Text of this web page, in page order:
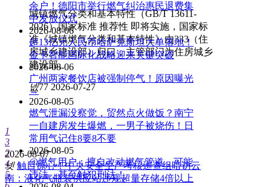
城镇燃气分类和基本特性（GB/T 13611-
2026）国家标准 推荐性 即将实施，国家标
准《城镇燃气分类和基本特性》由333（住
房城乡建设部）归口，主管部门为住房城乡
建设部。
넶77 2026-07-27
余户！德阳市举行燃气纠治惠民退费集
中发放仪式
2026-08-06
超13亿元人民币哈萨克斯坦大单落地！
金卡智能国际化战略迎来关键突破
2026-08-06
广州两家餐饮店被强制停气！原因曝光
→
2026-08-05
燃气泄漏没察觉，贸然点火做饭？南宁
一自建房发生爆燃，一男子被烧伤！日
常用气记住8要8不要
2026-08-05
@燃气用户：擅自改动燃气管道，可能
违法，甚至触犯刑法！
1
3
2
4
5
2026-08-07
넷 触目惊心！中央安全生产考核巡查组暗访云
南：液化气瓶装供应站违规超量存储4倍以上